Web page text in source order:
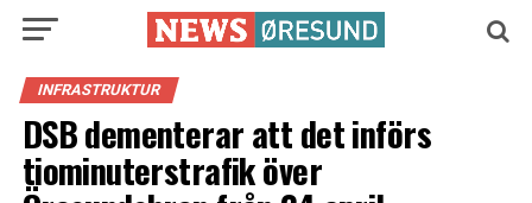
INFRASTRUKTUR
DSB dementerar att det införs
tiominuterstrafik över